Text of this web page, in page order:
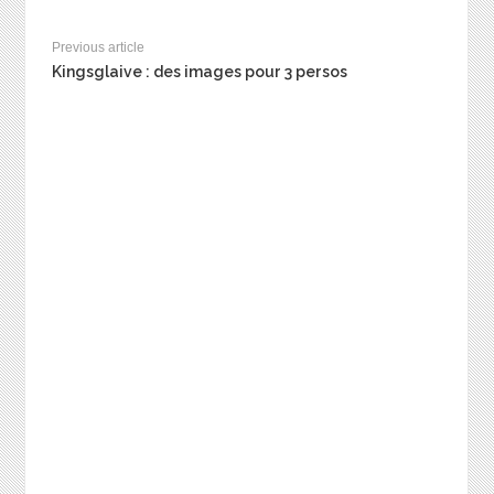
Previous article
Kingsglaive : des images pour 3 persos